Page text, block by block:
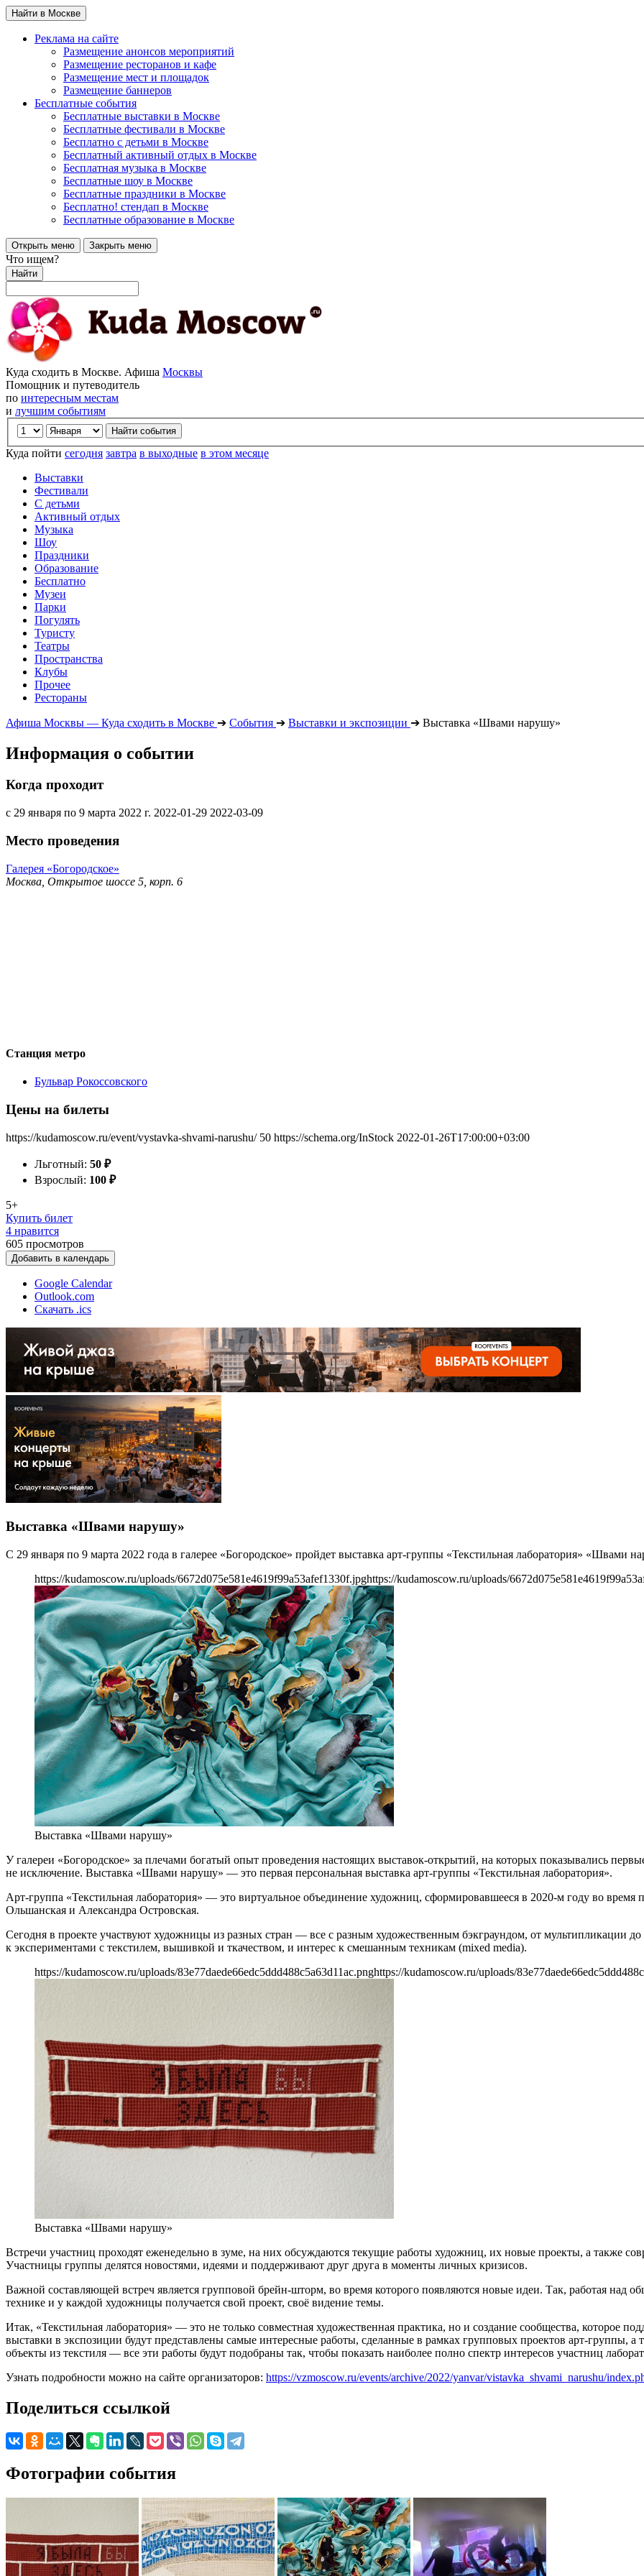
Найти в Москве
Реклама на сайте
Размещение анонсов мероприятий
Размещение ресторанов и кафе
Размещение мест и площадок
Размещение баннеров
Бесплатные события
Бесплатные выставки в Москве
Бесплатные фестивали в Москве
Бесплатно с детьми в Москве
Бесплатный активный отдых в Москве
Бесплатная музыка в Москве
Бесплатные шоу в Москве
Бесплатные праздники в Москве
Бесплатно! стендап в Москве
Бесплатные образование в Москве
Открыть меню Закрыть меню
Что ищем?
Найти
Куда сходить в Москве. Афиша Москвы
Помощник и путеводитель
по интересным местам
и лучшим событиям
Куда пойти сегодня завтра в выходные в этом месяце
Выставки
Фестивали
С детьми
Активный отдых
Музыка
Шоу
Праздники
Образование
Бесплатно
Музеи
Парки
Погулять
Туристу
Театры
Пространства
Клубы
Прочее
Рестораны
Афиша Москвы — Куда сходить в Москве ➔ События ➔ Выставки и экспозиции ➔ Выставка «Швами нарушу»
Информация о событии
Когда проходит
с 29 января по 9 марта 2022 г. 2022-01-29 2022-03-09
Место проведения
Галерея «Богородское»
Москва, Открытое шоссе 5, корп. 6
Станция метро
Бульвар Рокоссовского
Цены на билеты
https://kudamoscow.ru/event/vystavka-shvami-narushu/ 50 https://schema.org/InStock 2022-01-26T17:00:00+03:00
Льготный: 50 ₽
Взрослый: 100 ₽
5+
Купить билет
4 нравится
605 просмотров
Добавить в календарь
Google Calendar
Outlook.com
Скачать .ics
Выставка «Швами нарушу»
С 29 января по 9 марта 2022 года в галерее «Богородское» пройдет выставка арт-группы «Текстильная лаборатория» «Швами
https://kudamoscow.ru/uploads/6672d075e581e4619f99a53afef1330f.jpghttps://kudamoscow.ru/uploads/
Выставка «Швами нарушу»
У галереи «Богородское» за плечами богатый опыт проведения настоящих выставок-открытий, на которых показывались
не исключение. Выставка «Швами нарушу» — это первая персональная выставка арт-группы «Текстильная лаборатория».
Арт-группа «Текстильная лаборатория» — это виртуальное объединение художниц, сформировавшееся в 2020-м году во
Ольшанская и Александра Островская.
Сегодня в проекте участвуют художницы из разных стран — все с разным художественным бэкграундом, от мультипликации
к экспериментами с текстилем, вышивкой и ткачеством, и интерес к смешанным техникам (mixed media).
https://kudamoscow.ru/uploads/83e77daede66edc5ddd488c5a63d11ac.pnghttps://kudamoscow.ru/uploads/
Выставка «Швами нарушу»
Встречи участниц проходят еженедельно в зуме, на них обсуждаются текущие работы художниц, их новые проекты, а также
Участницы группы делятся новостями, идеями и поддерживают друг друга в моменты личных кризисов.
Важной составляющей встреч является групповой брейн-шторм, во время которого появляются новые идеи. Так, работая
технике и у каждой художницы получается свой проект, своё видение темы.
Итак, «Текстильная лаборатория» — это не только совместная художественная практика, но и создание сообщества, которое
выставки в экспозиции будут представлены самые интересные работы, сделанные в рамках групповых проектов арт-группы,
объекты из текстиля — все эти работы будут подобраны так, чтобы показать наиболее полно спектр интересов участниц
Узнать подробности можно на сайте организаторов: https://vzmoscow.ru/events/archive/2022/yanvar/vistavka_shvami_narushu/
Поделиться ссылкой
Фотографии события